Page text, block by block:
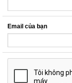
Email của bạn